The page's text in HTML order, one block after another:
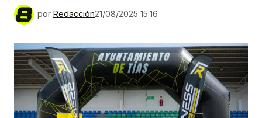
por Redacción21/08/2025 15:16